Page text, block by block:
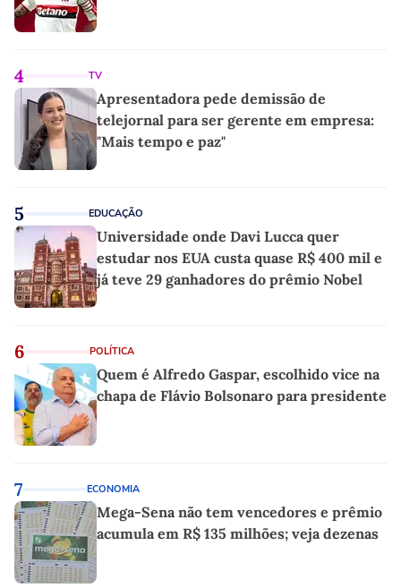
4 TV
Apresentadora pede demissão de
telejornal para ser gerente em empresa:
"Mais tempo e paz"
5 EDUCAÇÃO
Universidade onde Davi Lucca quer
estudar nos EUA custa quase R$ 400 mil e
já teve 29 ganhadores do prêmio Nobel
6 POLÍTICA
Quem é Alfredo Gaspar, escolhido vice na
chapa de Flávio Bolsonaro para presidente
7 ECONOMIA
Mega-Sena não tem vencedores e prêmio
acumula em R$ 135 milhões; veja dezenas